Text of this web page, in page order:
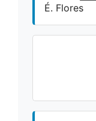
É. Flores